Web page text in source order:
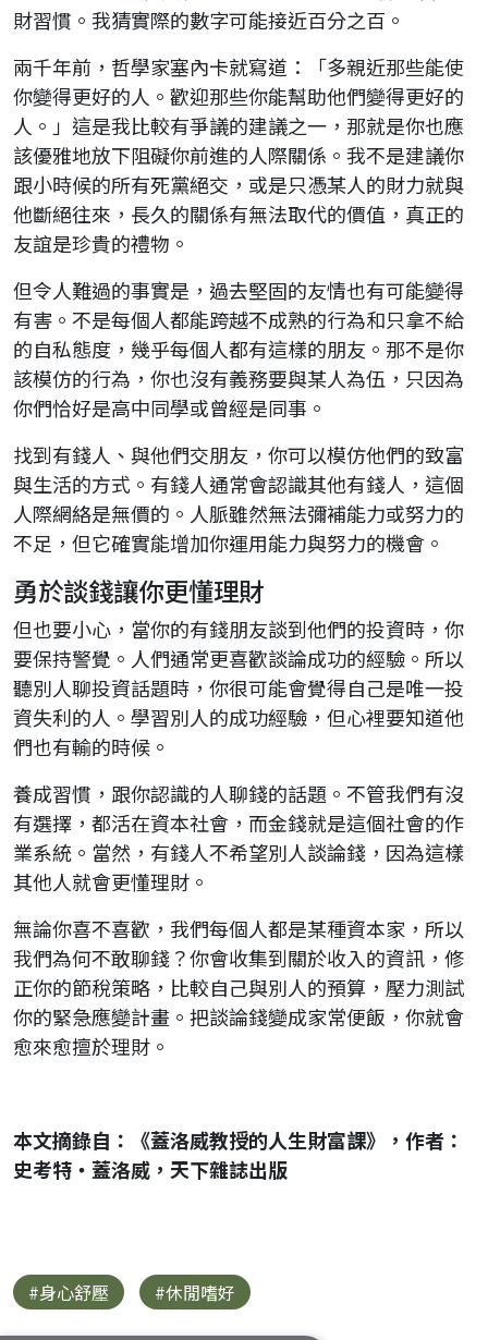
財習慣。我猜實際的數字可能接近百分之百。
兩千年前，哲學家塞內卡就寫道：「多親近那些能使
你變得更好的人。歡迎那些你能幫助他們變得更好的
人。」這是我比較有爭議的建議之一，那就是你也應
該優雅地放下阻礙你前進的人際關係。我不是建議你
跟小時候的所有死黨絕交，或是只憑某人的財力就與
他斷絕往來，長久的關係有無法取代的價值，真正的
友誼是珍貴的禮物。
但令人難過的事實是，過去堅固的友情也有可能變得
有害。不是每個人都能跨越不成熟的行為和只拿不給
的自私態度，幾乎每個人都有這樣的朋友。那不是你
該模仿的行為，你也沒有義務要與某人為伍，只因為
你們恰好是高中同學或曾經是同事。
找到有錢人、與他們交朋友，你可以模仿他們的致富
與生活的方式。有錢人通常會認識其他有錢人，這個
人際網絡是無價的。人脈雖然無法彌補能力或努力的
不足，但它確實能增加你運用能力與努力的機會。
勇於談錢讓你更懂理財
但也要小心，當你的有錢朋友談到他們的投資時，你
要保持警覺。人們通常更喜歡談論成功的經驗。所以
聽別人聊投資話題時，你很可能會覺得自己是唯一投
資失利的人。學習別人的成功經驗，但心裡要知道他
們也有輸的時候。
養成習慣，跟你認識的人聊錢的話題。不管我們有沒
有選擇，都活在資本社會，而金錢就是這個社會的作
業系統。當然，有錢人不希望別人談論錢，因為這樣
其他人就會更懂理財。
無論你喜不喜歡，我們每個人都是某種資本家，所以
我們為何不敢聊錢？你會收集到關於收入的資訊，修
正你的節稅策略，比較自己與別人的預算，壓力測試
你的緊急應變計畫。把談論錢變成家常便飯，你就會
愈來愈擅於理財。
本文摘錄自：《蓋洛威教授的人生財富課》，作者：
史考特・蓋洛威，天下雜誌出版
#身心舒壓 #休閒嗜好